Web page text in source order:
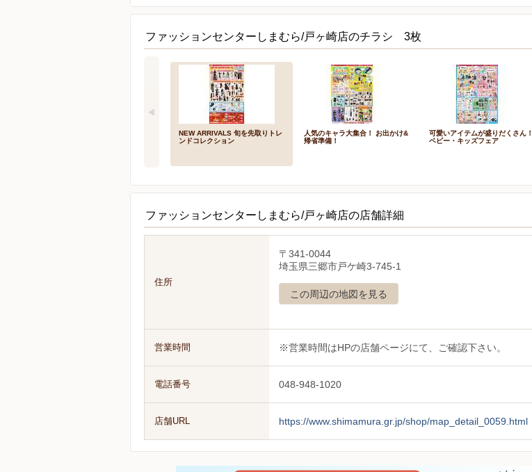
ファッションセンターしまむら/戸ヶ崎店のチラシ 3枚
NEW ARRIVALS 旬を先取りトレ
ンドコレクション
人気のキャラ大集合！ お出かけ&
帰省準備！
可愛いアイテムが盛りだくさん！
ベビー・キッズフェア
ファッションセンターしまむら/戸ヶ崎店の店舗詳細
住所
〒341-0044
埼玉県三郷市戸ケ崎3-745-1
この周辺の地図を見る
営業時間 ※営業時間はHPの店舗ページにて、ご確認下さい。
電話番号 048-948-1020
店舗URL https://www.shimamura.gr.jp/shop/map_detail_0059.html